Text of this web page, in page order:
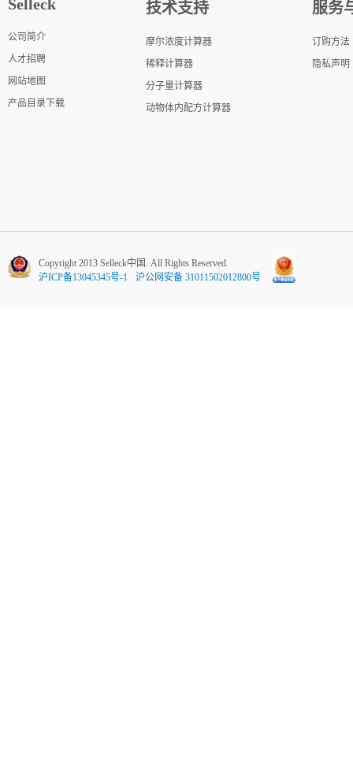
Selleck
公司简介
人才招聘
网站地图
产品目录下载
技术支持
摩尔浓度计算器
稀释计算器
分子量计算器
动物体内配方计算器
服务
订购方法
隐私声明
Copyright 2013 Selleck中国. All Rights Reserved.
沪ICP备13045345号-1
沪公网安备 31011502012800号